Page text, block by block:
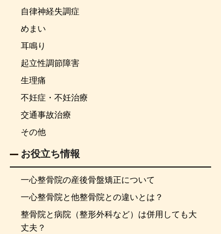
自律神経失調症
めまい
耳鳴り
起立性調節障害
生理痛
不妊症・不妊治療
交通事故治療
その他
お役立ち情報
一心整骨院の産後骨盤矯正について
一心整骨院と他整骨院との違いとは？
整骨院と病院（整形外科など）は併用しても大
丈夫？